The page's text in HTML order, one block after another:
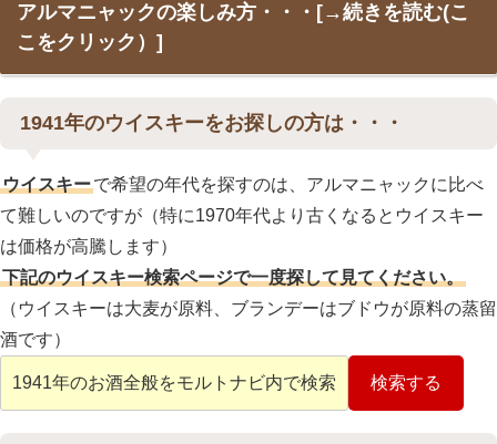
アルマニャックの楽しみ方・・・
1941年のウイスキーをお探しの方は・・・
ウイスキーで希望の年代を探すのは、アルマニャックに比べ
て難しいのですが（特に1970年代より古くなるとウイスキー
は価格が高騰します）
下記のウイスキー検索ページで一度探して見てください。
（ウイスキーは大麦が原料、ブランデーはブドウが原料の蒸留
酒です）